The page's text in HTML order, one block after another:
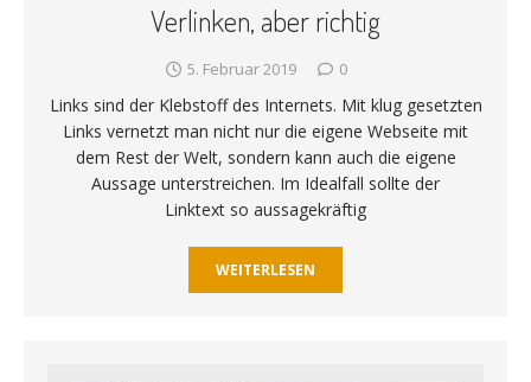
Verlinken, aber richtig
5. Februar 2019 0
Links sind der Klebstoff des Internets. Mit klug gesetzten
Links vernetzt man nicht nur die eigene Webseite mit
dem Rest der Welt, sondern kann auch die eigene
Aussage unterstreichen. Im Idealfall sollte der
Linktext so aussagekräftig
WEITERLESEN